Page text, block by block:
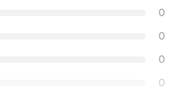
0
0
0
0